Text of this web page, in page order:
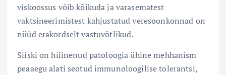
viskoossus võib kõikuda ja varasematest
vaktsineerimistest kahjustatud veresoonkonnad on
nüüd erakordselt vastuvõtlikud.
Siiski on hilinenud patoloogia ühine mehhanism
peaaegu alati seotud immunoloogilise tolerantsi,